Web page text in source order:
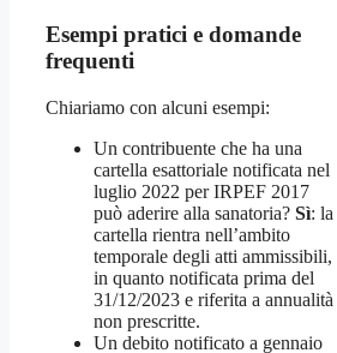
Esempi pratici e domande
frequenti
Chiariamo con alcuni esempi:
Un contribuente che ha una
cartella esattoriale notificata nel
luglio 2022 per IRPEF 2017
può aderire alla sanatoria? Sì: la
cartella rientra nell’ambito
temporale degli atti ammissibili,
in quanto notificata prima del
31/12/2023 e riferita a annualità
non prescritte.
Un debito notificato a gennaio